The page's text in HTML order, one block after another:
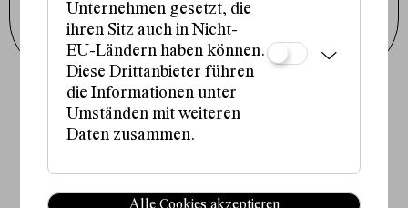
Newsletter abonnieren
Fördergeber:innen:
Unternehmen gesetzt, die
ihren Sitz auch in Nicht-
EU-Ländern haben können.
Diese Drittanbieter führen
die Informationen unter
Umständen mit weiteren
Daten zusammen.